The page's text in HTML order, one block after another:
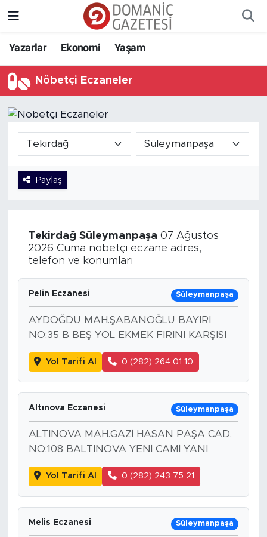
Yazarlar Ekonomi Yaşam
Nöbetçi Eczaneler
Paylaş
Tekirdağ Süleymanpaşa 07 Ağustos
2026 Cuma nöbetçi eczane adres,
telefon ve konumları
Pelin Eczanesi Süleymanpaşa
AYDOĞDU MAH.ŞABANOĞLU BAYIRI
NO:35 B BEŞ YOL EKMEK FIRINI KARŞISI
Yol Tarifi Al 0 (282) 264 01 10
Altınova Eczanesi Süleymanpaşa
ALTINOVA MAH.GAZİ HASAN PAŞA CAD.
NO:108 BALTINOVA YENİ CAMİ YANI
Yol Tarifi Al 0 (282) 243 75 21
Melis Eczanesi Süleymanpaşa